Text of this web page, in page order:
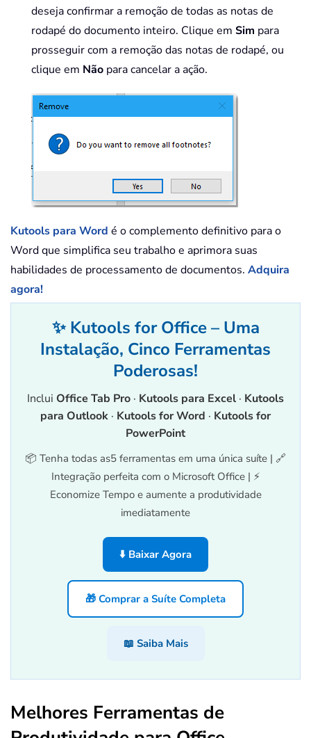
deseja confirmar a remoção de todas as notas de
rodapé do documento inteiro. Clique em Sim para
prosseguir com a remoção das notas de rodapé, ou
clique em Não para cancelar a ação.
Kutools para Word é o complemento definitivo para o
Word que simplifica seu trabalho e aprimora suas
habilidades de processamento de documentos. Adquira
agora!
✨ Kutools for Office – Uma
Instalação, Cinco Ferramentas
Poderosas!
Inclui Office Tab Pro · Kutools para Excel · Kutools
para Outlook · Kutools for Word · Kutools for
PowerPoint
📦 Tenha todas as5 ferramentas em uma única suíte | 🔗
Integração perfeita com o Microsoft Office | ⚡
Economize Tempo e aumente a produtividade
imediatamente
⬇️ Baixar Agora
🎁 Comprar a Suíte Completa
📖 Saiba Mais
Melhores Ferramentas de